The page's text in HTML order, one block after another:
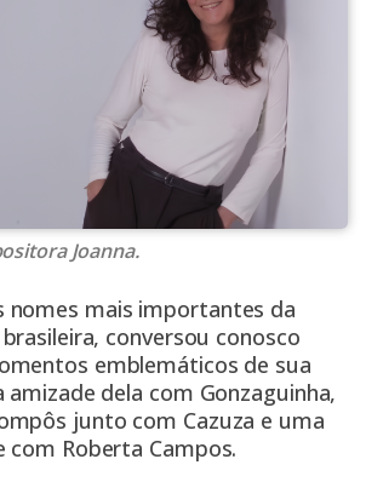
Joanna.
nomes mais importantes da
conversou conosco
emblemáticos de sua
amizade dela com Gonzaguinha,
junto com Cazuza e uma
com Roberta Campos.